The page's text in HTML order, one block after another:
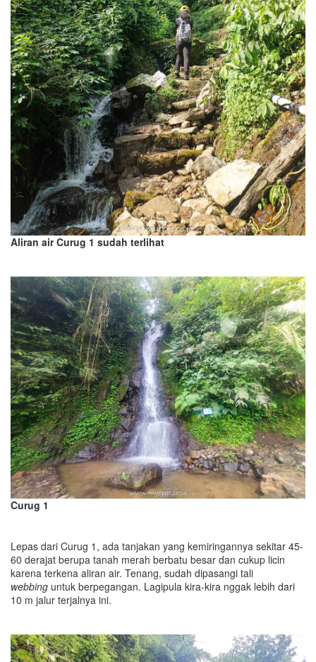
Aliran air Curug 1 sudah terlihat
Curug 1
Lepas dari Curug 1, ada tanjakan yang kemiringannya sekitar 45-
60 derajat berupa tanah merah berbatu besar dan cukup licin
karena terkena aliran air. Tenang, sudah dipasangi tali
webbing untuk berpegangan. Lagipula kira-kira nggak lebih dari
10 m jalur terjalnya ini.